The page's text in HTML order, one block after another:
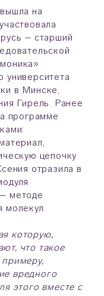
на
– старший
университета
в Минске,
Гирель. Ранее
программе
цепочку
отразила в
методе
молекул.
которую,
что такое
вредного
этого вместе с